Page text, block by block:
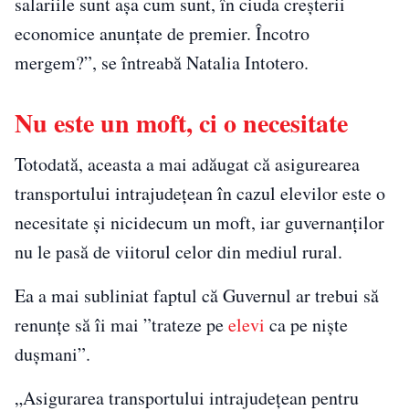
economice anunțate de premier. Încotro
mergem?”, se întreabă Natalia Intotero.
Nu este un moft, ci o necesitate
Totodată, aceasta a mai adăugat că asigurearea
transportului intrajudețean în cazul elevilor este o
necesitate și nicidecum un moft, iar guvernanților
nu le pasă de viitorul celor din mediul rural.
Ea a mai subliniat faptul că Guvernul ar trebui să
renunțe să îi mai ”trateze peelevi ca pe niște
dușmani”.
„Asigurarea transportului intrajudețean pentru